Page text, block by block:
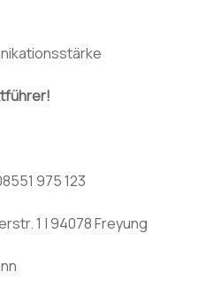
975 123
1 | 94078 Freyung